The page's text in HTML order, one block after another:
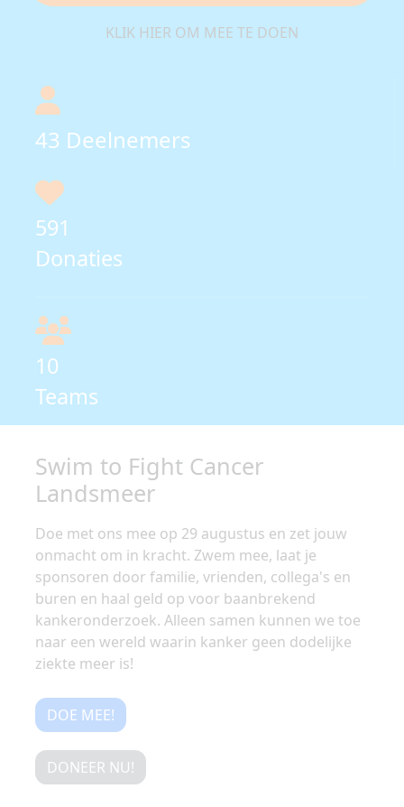
KLIK HIER OM MEE TE DOEN
43 Deelnemers
591
Donaties
10
Teams
Swim to Fight Cancer
Landsmeer
Doe met ons mee op 29 augustus en zet jouw
onmacht om in kracht. Zwem mee, laat je
sponsoren door familie, vrienden, collega's en
buren en haal geld op voor baanbrekend
kankeronderzoek. Alleen samen kunnen we toe
naar een wereld waarin kanker geen dodelijke
ziekte meer is!
DOE MEE!
DONEER NU!